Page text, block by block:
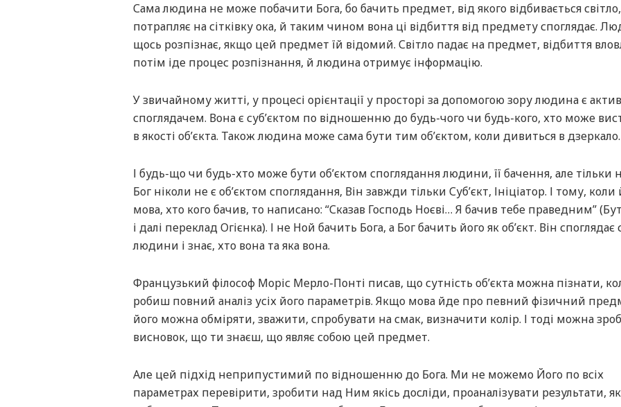
Сама людина не може побачити Бога, бо бачить предмет, від якого відбивається світло,
потрапляє на сітківку ока, й таким чином вона ці відбиття від предмету споглядає.
щось розпізнає, якщо цей предмет їй відомий. Світло падає на предмет, відбиття
потім іде процес розпізнання, й людина отримує інформацію.
У звичайному житті, у процесі орієнтації у просторі за допомогою зору людина є
споглядачем. Вона є суб’єктом по відношенню до будь-чого чи будь-кого, хто може
в якості об’єкта. Також людина може сама бути тим об’єктом, коли дивиться в дзеркало.
І будь-що чи будь-хто може бути об’єктом споглядання людини, її бачення, але тільки
Бог ніколи не є об’єктом споглядання, Він завжди тільки Суб’єкт, Ініціатор. І тому,
мова, хто кого бачив, то написано: “Сказав Господь Ноєві… Я бачив тебе праведним”
і далі переклад Огієнка). І не Ной бачить Бога, а Бог бачить його як об’єкт. Він споглядає
людини і знає, хто вона та яка вона.
Французький філософ Моріс Мерло-Понті писав, що сутність об’єкта можна пізнати,
робиш повний аналіз усіх його параметрів. Якщо мова йде про певний фізичний
його можна обміряти, зважити, спробувати на смак, визначити колір. І тоді можна
висновок, що ти знаєш, що являє собою цей предмет.
Але цей підхід неприпустимий по відношенню до Бога. Ми не можемо Його по всіх
параметрах перевірити, зробити над Ним якісь досліди, проаналізувати результати,